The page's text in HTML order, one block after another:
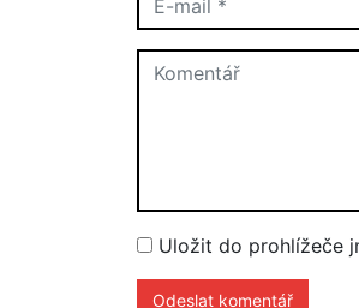
Uložit do prohlížeče